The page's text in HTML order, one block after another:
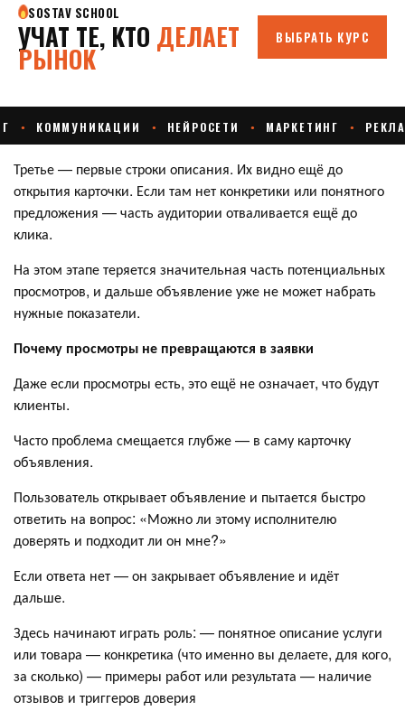
Третье — первые строки описания. Их видно ещё до
открытия карточки. Если там нет конкретики или понятного
предложения — часть аудитории отваливается ещё до
клика.
На этом этапе теряется значительная часть потенциальных
просмотров, и дальше объявление уже не может набрать
нужные показатели.
Почему просмотры не превращаются в заявки
Даже если просмотры есть, это ещё не означает, что будут
клиенты.
Часто проблема смещается глубже — в саму карточку
объявления.
Пользователь открывает объявление и пытается быстро
ответить на вопрос: «Можно ли этому исполнителю
доверять и подходит ли он мне?»
Если ответа нет — он закрывает объявление и идёт
дальше.
Здесь начинают играть роль: — понятное описание услуги
или товара — конкретика (что именно вы делаете, для кого,
за сколько) — примеры работ или результата — наличие
отзывов и триггеров доверия